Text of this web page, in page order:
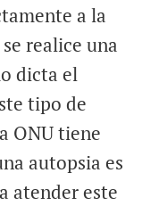
a la
realice una
dicta el
tipo de
ONU tiene
autopsia es
atender este